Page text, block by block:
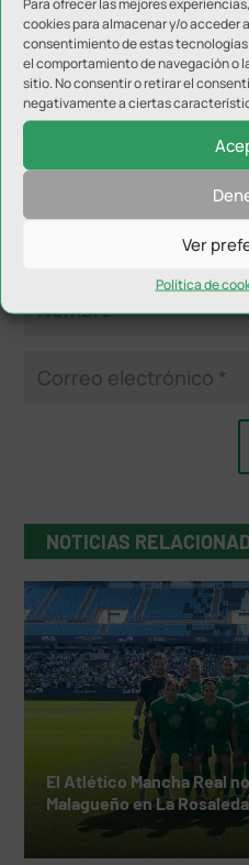
cookies para almacenar y/o acceder
consentimiento de estas
el comportamiento de navegación o
sitio. No consentir o retirar el
negativamente a ciertas
Ver
Política de
Tu dirección de correo
campos obligatorios están
NOTICIAS
El Atlético Mancha Real
Malagueño en La Rosaleda